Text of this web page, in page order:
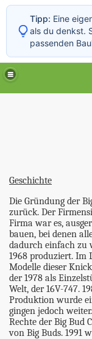
Geschichte
Die Gründung der
zurück. Der
Firma war es,
bauen, bei denen
dadurch einfach zu
1968 produziert. Im
Modelle dieser
der 1978 als
Welt, der 16V-747.
Produktion wurde
gingen jedoch
Rechte der Big Bud
von Big Buds. 1991
Tipp: Eine
als du denkst.
passenden